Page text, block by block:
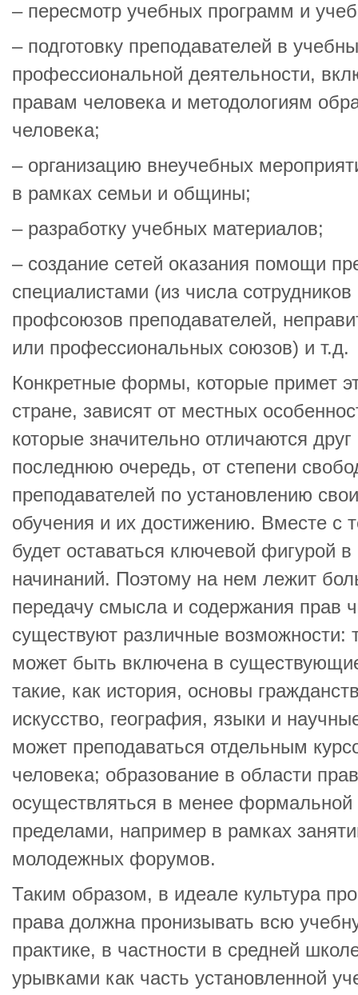
– пересмотр учебных программ и
– подготовку преподавателей в
профессиональной деятельности,
правам человека и методологиям
человека;
– организацию внеучебных
в рамках семьи и общины;
– разработку учебных материалов;
– создание сетей оказания помощи
специалистами (из числа
профсоюзов преподавателей,
или профессиональных союзов) и т.д.
Конкретные формы, которые примет
стране, зависят от местных
которые значительно отличаются
последнюю очередь, от степени
преподавателей по установлению
обучения и их достижению. Вместе с
будет оставаться ключевой фигурой
начинаний. Поэтому на нем лежит
передачу смысла и содержания прав
существуют различные возможности:
может быть включена в
такие, как история, основы
искусство, география, языки и
может преподаваться отдельным
человека; образование в области
осуществляться в менее
пределами, например в рамках
молодежных форумов.
Таким образом, в идеале культура
права должна пронизывать всю
практике, в частности в средней
урывками как часть установленной